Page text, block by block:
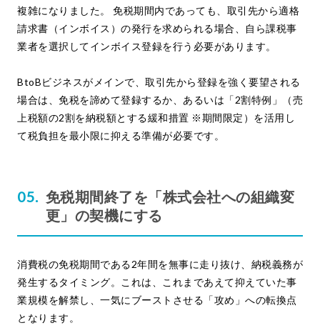
複雑になりました。 免税期間内であっても、取引先から適格
請求書（インボイス）の発行を求められる場合、自ら課税事
業者を選択してインボイス登録を行う必要があります。
BtoBビジネスがメインで、取引先から登録を強く要望される
場合は、免税を諦めて登録するか、あるいは「2割特例」（売
上税額の2割を納税額とする緩和措置 ※期間限定）を活用し
て税負担を最小限に抑える準備が必要です。
免税期間終了を「株式会社への組織変
更」の契機にする
消費税の免税期間である2年間を無事に走り抜け、納税義務が
発生するタイミング。これは、これまであえて抑えていた事
業規模を解禁し、一気にブーストさせる「攻め」への転換点
となります。